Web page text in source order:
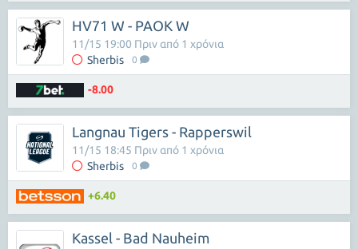
HV71 W - PAOK W
Sherbis 0
11/15 19:00 Πριν από 1 χρόνια
-8.00
Langnau Tigers - Rapperswil
Sherbis 0
11/15 18:45 Πριν από 1 χρόνια
+6.40
Kassel - Bad Nauheim